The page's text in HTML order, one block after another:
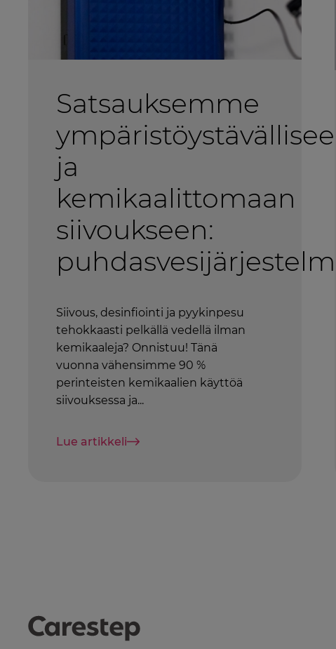
Satsauksemme
ja
kemikaalittomaan
siivoukseen:
puhdasvesijärjestelmä
Siivous, desinfiointi ja pyykinpesu
tehokkaasti pelkällä vedellä ilman
kemikaaleja? Onnistuu! Tänä
vuonna vähensimme 90 %
perinteisten kemikaalien käyttöä
siivouksessa ja...
Lue artikkeli